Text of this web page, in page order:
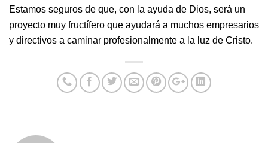
Estamos seguros de que, con la ayuda de Dios, será un
proyecto muy fructífero que ayudará a muchos empresarios
y directivos a caminar profesionalmente a la luz de Cristo.